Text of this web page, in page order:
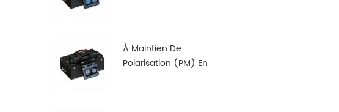
À Maintien De
Polarisation (PM) En